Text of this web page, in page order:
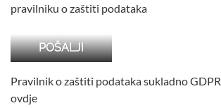
pravilniku o zaštiti podataka
Pravilnik o zaštiti podataka sukladno
ovdje